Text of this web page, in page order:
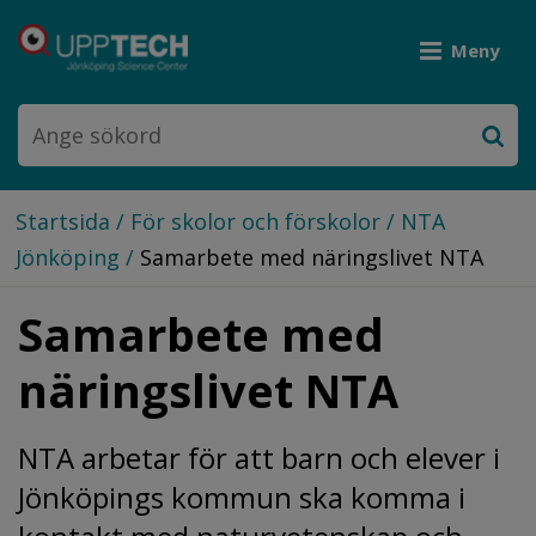
Meny
Startsida / För skolor och förskolor / NTA
Jönköping / Samarbete med näringslivet NTA
Samarbete med
näringslivet NTA
NTA arbetar för att barn och elever i
Jönköpings kommun ska komma i